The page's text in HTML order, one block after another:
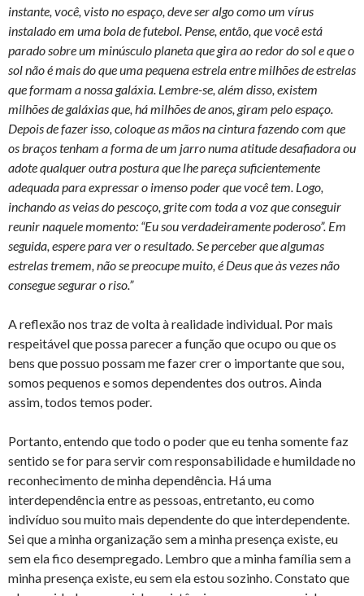
instante, você, visto no espaço, deve ser algo como um vírus
instalado em uma bola de futebol. Pense, então, que você está
parado sobre um minúsculo planeta que gira ao redor do sol e que o
sol não é mais do que uma pequena estrela entre milhões de estrelas
que formam a nossa galáxia. Lembre-se, além disso, existem
milhões de galáxias que, há milhões de anos, giram pelo espaço.
Depois de fazer isso, coloque as mãos na cintura fazendo com que
os braços tenham a forma de um jarro numa atitude desafiadora ou
adote qualquer outra postura que lhe pareça suficientemente
adequada para expressar o imenso poder que você tem. Logo,
inchando as veias do pescoço, grite com toda a voz que conseguir
reunir naquele momento: “Eu sou verdadeiramente poderoso”. Em
seguida, espere para ver o resultado. Se perceber que algumas
estrelas tremem, não se preocupe muito, é Deus que às vezes não
consegue segurar o riso.”
A reflexão nos traz de volta à realidade individual. Por mais
respeitável que possa parecer a função que ocupo ou que os
bens que possuo possam me fazer crer o importante que sou,
somos pequenos e somos dependentes dos outros. Ainda
assim, todos temos poder.
Portanto, entendo que todo o poder que eu tenha somente faz
sentido se for para servir com responsabilidade e humildade no
reconhecimento de minha dependência. Há uma
interdependência entre as pessoas, entretanto, eu como
indivíduo sou muito mais dependente do que interdependente.
Sei que a minha organização sem a minha presença existe, eu
sem ela fico desempregado. Lembro que a minha família sem a
minha presença existe, eu sem ela estou sozinho. Constato que